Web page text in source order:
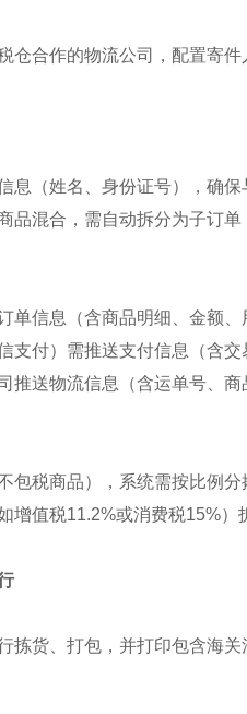
仓合作的物流公司，配置寄
息（姓名、身份证号），确保
品混合，需自动拆分为子订
单信息（含商品明细、金额、
支付）需推送支付信息（含
推送物流信息（含运单号、商
包税商品），系统需按比例分
增值税11.2%或消费税15%）
拣货、打包，并打印包含海关